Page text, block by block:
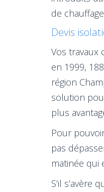
de
Devis
Vos travaux
en 1999,
région
solution
plus
Pour
pas
matinée qui
S’il